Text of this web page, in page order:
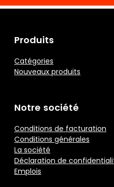
Produits
Catégories
Nouveaux produits
Notre société
Conditions de facturation
Conditions générales
La société
Déclaration de
Emplois